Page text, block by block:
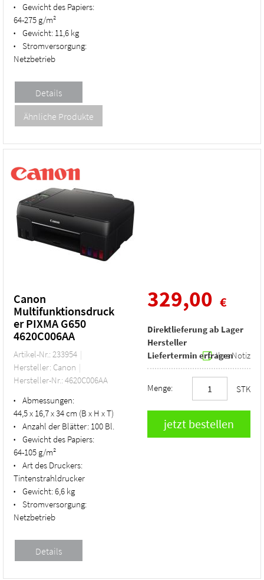
•
Gewicht des Papiers:
64-275 g/m²
• Gewicht: 11,6 kg
•
Stromversorgung:
Netzbetrieb
Canon
Multifunktionsdruck
er PIXMA G650
4620C006AA
Artikel-Nr.: 233954
Hersteller: Canon
Hersteller-Nr.: 4620C006AA
•
Abmessungen:
44,5 x 16,7 x 34 cm (B x H x T)
• Anzahl der Blätter: 100 Bl.
•
Gewicht des Papiers:
64-105 g/m²
•
Art des Druckers:
Tintenstrahldrucker
• Gewicht:6,6 kg
•
Stromversorgung:
Netzbetrieb
329,00 €
Direktlieferung ab Lager
Hersteller
Liefertermin erfragenIhre Notiz
Menge: STK